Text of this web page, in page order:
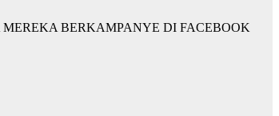
BERKAMPANYE DI FACEBOOK